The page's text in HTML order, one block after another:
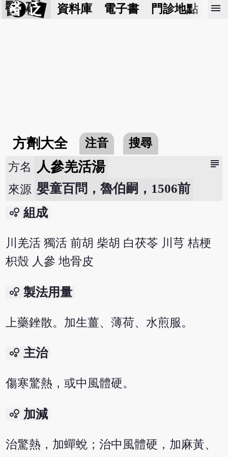
醫 砭 資料庫 電子書 門診地點 預
menu
方劑大全 注音 搜尋
subject
方名 人參羌活湯
來源 嬰童百問，魯伯嗣，1506前
bubble_chart 組成
川羌活 獨活 前胡 柴胡 白茯苓 川芎 桔梗
枳殼 人參 地骨皮
bubble_chart 製法用量
上藥銼散。加生薑、薄荷、水煎服。
bubble_chart 主治
傷寒驚熱，或中風體硬。
bubble_chart 加減
治驚熱，加蟬蛻；治中風體硬，加麻黃、